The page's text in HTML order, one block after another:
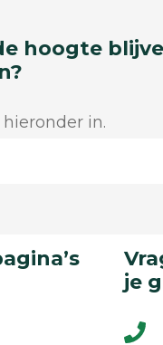
hoogte
in.
je